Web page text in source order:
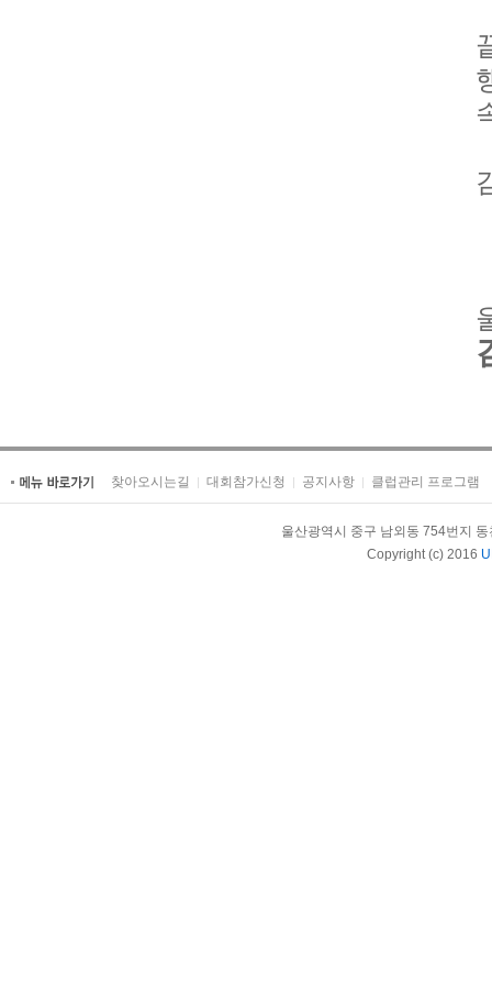
찾아오시는길 대회참가신청 공지사항 클럽관리 프로그램
울산광역시 중구 남외동 754번지
Copyright (c) 2016